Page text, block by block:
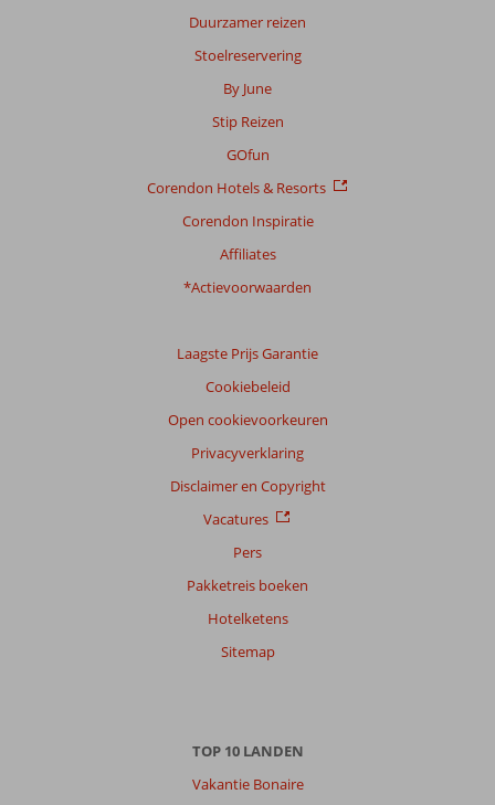
Duurzamer reizen
Stoelreservering
By June
Stip Reizen
GOfun
Corendon Hotels & Resorts
Corendon Inspiratie
Affiliates
*Actievoorwaarden
Laagste Prijs Garantie
Cookiebeleid
Open cookievoorkeuren
Privacyverklaring
Disclaimer en Copyright
Vacatures
Pers
Pakketreis boeken
Hotelketens
Sitemap
TOP 10 LANDEN
Vakantie Bonaire